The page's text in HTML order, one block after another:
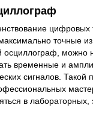
цифровых
точные
осциллограф, можно
временные и
сигналов. Такой
в лабораторных,